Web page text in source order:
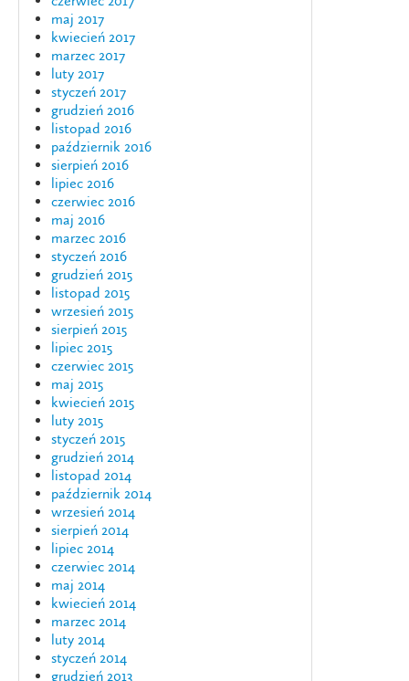
maj 2017
kwiecień 2017
marzec 2017
luty 2017
styczeń 2017
grudzień 2016
listopad 2016
październik 2016
sierpień 2016
lipiec 2016
czerwiec 2016
maj 2016
marzec 2016
styczeń 2016
grudzień 2015
listopad 2015
wrzesień 2015
sierpień 2015
lipiec 2015
czerwiec 2015
maj 2015
kwiecień 2015
luty 2015
styczeń 2015
grudzień 2014
listopad 2014
październik 2014
wrzesień 2014
sierpień 2014
lipiec 2014
czerwiec 2014
maj 2014
kwiecień 2014
marzec 2014
luty 2014
styczeń 2014
grudzień 2013